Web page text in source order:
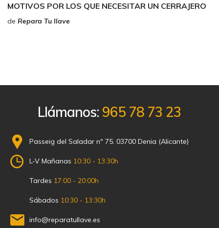
MOTIVOS POR LOS QUE NECESITAR UN CERRAJERO
de Repara Tu llave
Llámanos: 965 78 73 23
Passeig del Saladar nº 75. 03700 Denia (Alicante)
L-V Mañanas 10:30 - 13:30h
Tardes 17:00 - 20:00h
Sábados 10:30 - 13:30h
info@reparatullave.es